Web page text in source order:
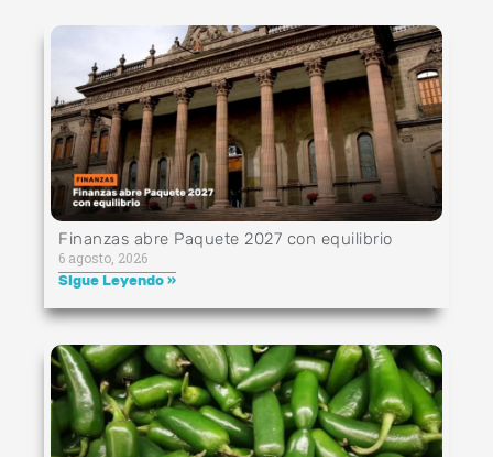
Finanzas abre Paquete 2027 con equilibrio
6 agosto, 2026
Sigue Leyendo »